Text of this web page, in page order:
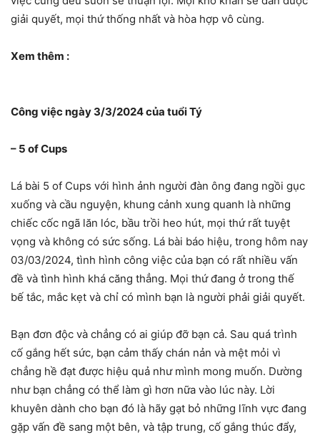
giải quyết, mọi thứ thống nhất và hòa hợp vô cùng.
Xem thêm :
Công việc ngày 3/3/2024 của tuổi Tý
– 5 of Cups
Lá bài 5 of Cups với hình ảnh người đàn ông đang ngồi gục
xuống và cầu nguyện, khung cảnh xung quanh là những
chiếc cốc ngã lăn lóc, bầu trồi heo hút, mọi thứ rất tuyệt
vọng và không có sức sống. Lá bài báo hiệu, trong hôm nay
03/03/2024, tình hình công việc của bạn có rất nhiều vấn
đề và tình hình khá căng thẳng. Mọi thứ đang ở trong thế
bế tắc, mắc kẹt và chỉ có mình bạn là người phải giải quyết.
Bạn đơn độc và chẳng có ai giúp đỡ bạn cả. Sau quá trình
cố gắng hết sức, bạn cảm thấy chán nản và mệt mỏi vì
chẳng hề đạt được hiệu quả như mình mong muốn. Dường
như bạn chẳng có thể làm gì hơn nữa vào lúc này. Lời
khuyên dành cho bạn đó là hãy gạt bỏ những lĩnh vực đang
gặp vấn đề sang một bên, và tập trung, cố gắng thúc đẩy,